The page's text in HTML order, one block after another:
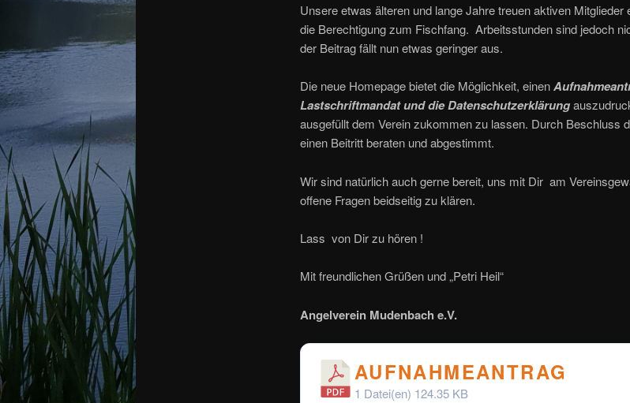
Unsere etwas älteren und lange Jahre treuen aktiven Mitglieder
die Berechtigung zum Fischfang. Arbeitsstunden sind jedoch
der Beitrag fällt nun etwas geringer aus.
Die neue Homepage bietet die Möglichkeit, einen
Lastschriftmandat und die Datenschutzerklärung
ausgefüllt dem Verein zukommen zu lassen. Durch Beschluss
einen Beitritt beraten und abgestimmt.
Wir sind natürlich auch gerne bereit, uns mit Dir am
offene Fragen beidseitig zu klären.
Lass von Dir zu hören !
Mit freundlichen Grüßen und „Petri Heil“
Angelverein Mudenbach e.V.
AUFNAHMEANTRAG
1 Datei(en) 124.35 KB